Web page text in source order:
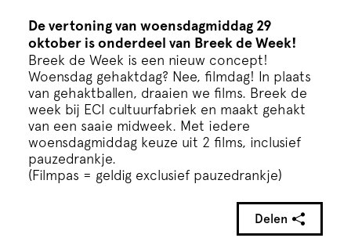
De vertoning van woensdagmiddag 29
oktober is onderdeel van Breek de Week!
Breek de Week is een nieuw concept!
Woensdag gehaktdag? Nee, filmdag! In plaats
van gehaktballen, draaien we films. Breek de
week bij ECI cultuurfabriek en maakt gehakt
van een saaie midweek. Met iedere
woensdagmiddag keuze uit 2 films, inclusief
pauzedrankje.
(Filmpas = geldig exclusief pauzedrankje)
Delen